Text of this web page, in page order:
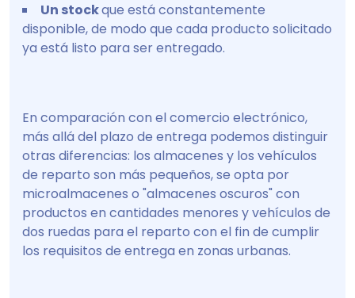
Un stockque está constantemente
disponible, de modo que cada producto solicitado
ya está listo para ser entregado.
En comparación con el comercio electrónico,
más allá del plazo de entrega podemos distinguir
otras diferencias: los almacenes y los vehículos
de reparto son más pequeños, se opta por
microalmacenes o "almacenes oscuros" con
productos en cantidades menores y vehículos de
dos ruedas para el reparto con el fin de cumplir
los requisitos de entrega en zonas urbanas.